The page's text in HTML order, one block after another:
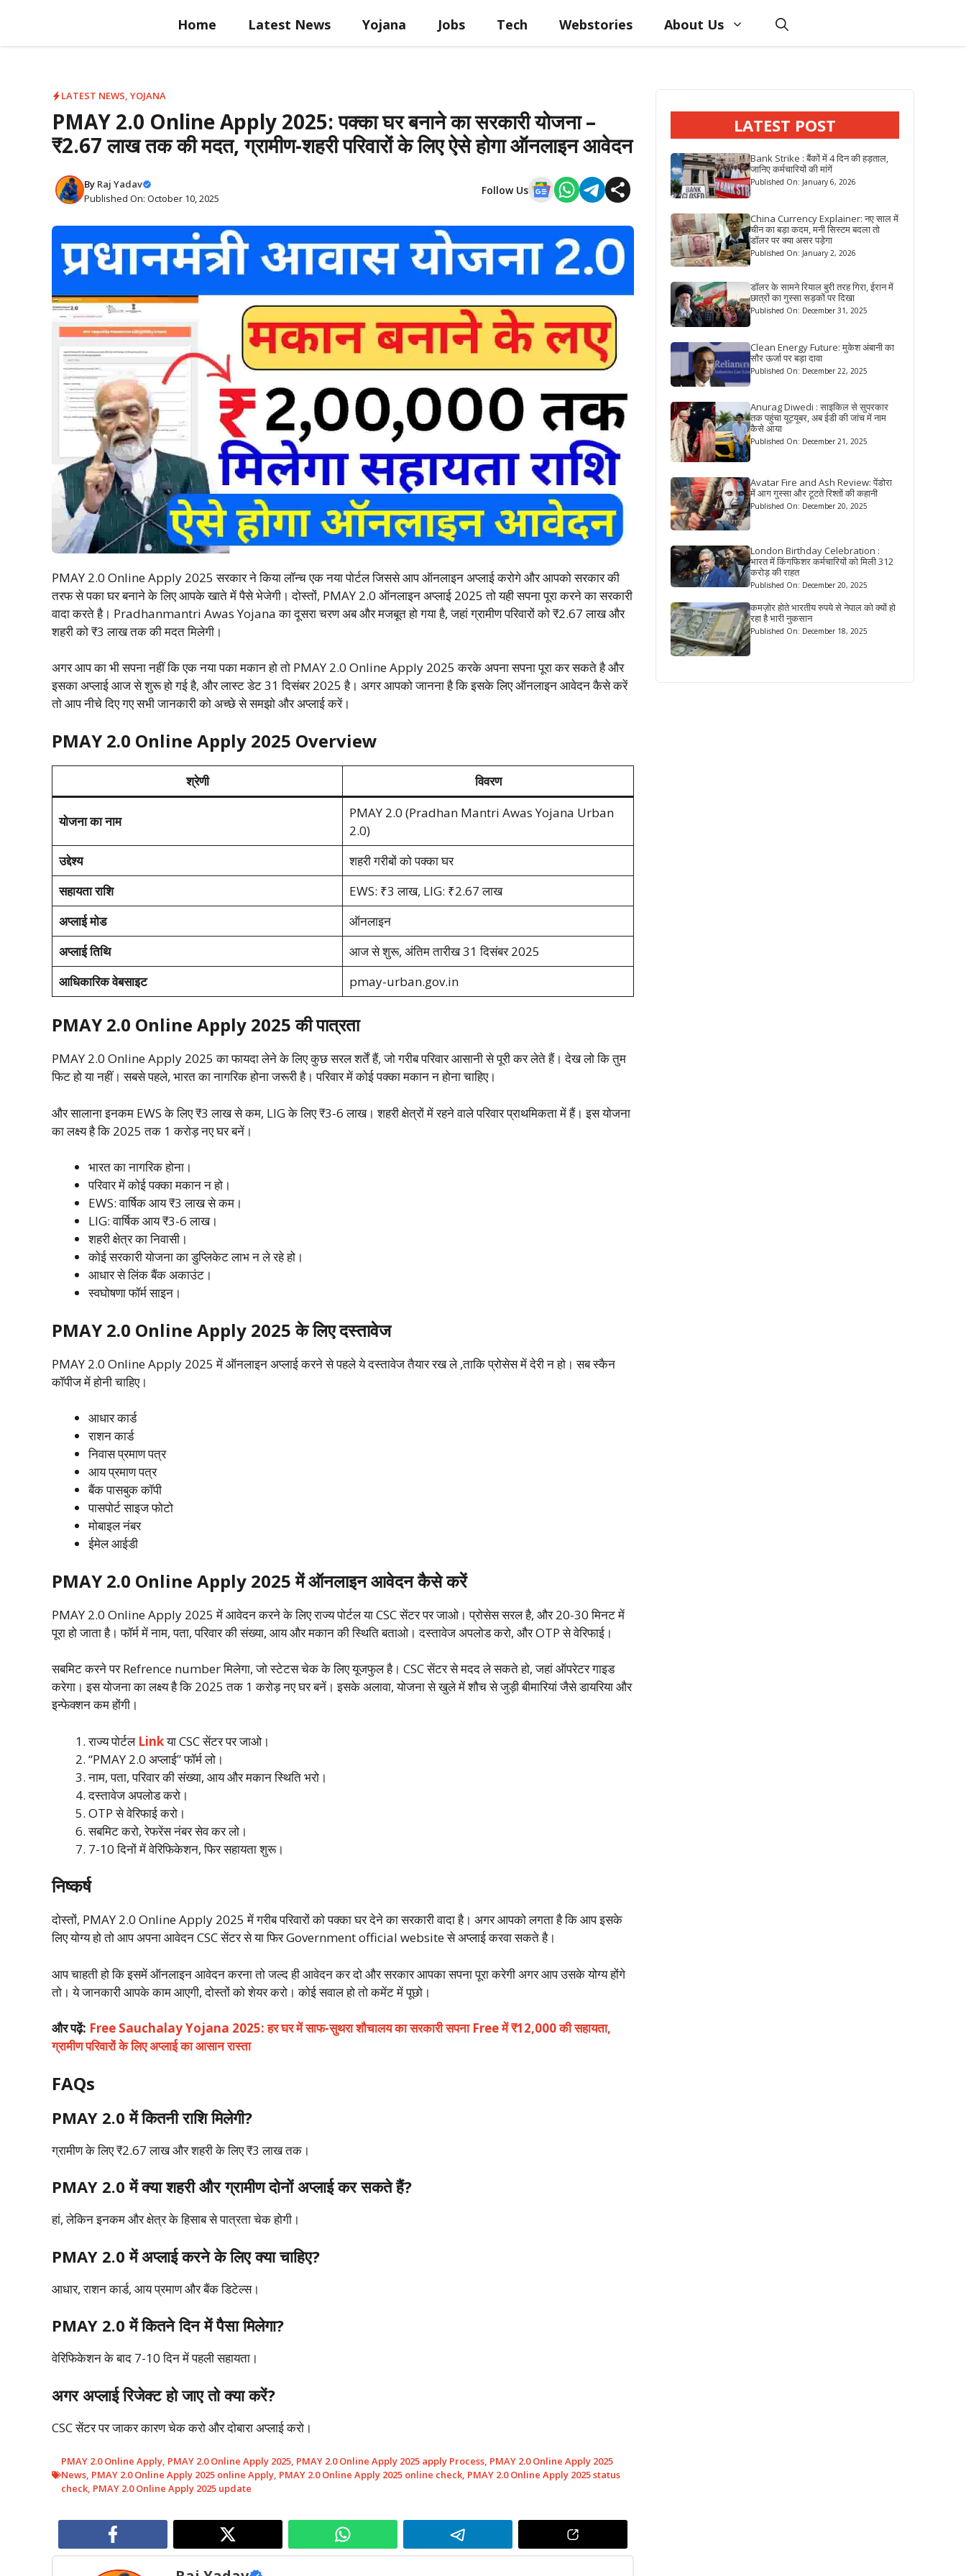
content
Home Latest News Yojana Jobs Tech Webstories About Us
LATEST NEWS, YOJANA
PMAY 2.0 Online Apply 2025: पक्का घर बनाने का सरकारी योजना –
₹2.67 लाख तक की मदत, ग्रामीण-शहरी परिवारों के लिए ऐसे होगा ऑनलाइन आवेदन
By Raj Yadav
Published On: October 10, 2025
Follow Us
PMAY 2.0 Online Apply 2025 सरकार ने किया लॉन्च एक नया पोर्टल जिससे आप ऑनलाइन अप्लाई करोगे और आपको सरकार की
तरफ से पका घर बनाने के लिए आपके खाते में पैसे भेजेगी। दोस्तों, PMAY 2.0 ऑनलाइन अप्लाई 2025 तो यही सपना पूरा करने का सरकारी
वादा करते है। Pradhanmantri Awas Yojana का दूसरा चरण अब और मजबूत हो गया है, जहां ग्रामीण परिवारों को ₹2.67 लाख और
शहरी को ₹3 लाख तक की मदत मिलेगी।
अगर आप का भी सपना नहीं कि एक नया पका मकान हो तो PMAY 2.0 Online Apply 2025 करके अपना सपना पूरा कर सकते है और
इसका अप्लाई आज से शुरू हो गई है, और लास्ट डेट 31 दिसंबर 2025 है। अगर आपको जानना है कि इसके लिए ऑनलाइन आवेदन कैसे करें
तो आप नीचे दिए गए सभी जानकारी को अच्छे से समझो और अप्लाई करें।
PMAY 2.0 Online Apply 2025 Overview
श्रेणी विवरण
योजना का नाम
PMAY 2.0 (Pradhan Mantri Awas Yojana Urban
2.0)
उद्देश्य
शहरी गरीबों को पक्का घर
सहायता राशि
EWS: ₹3 लाख, LIG: ₹2.67 लाख
अप्लाई मोड
ऑनलाइन
अप्लाई तिथि
आज से शुरू, अंतिम तारीख 31 दिसंबर 2025
आधिकारिक वेबसाइट
pmay-urban.gov.in
PMAY 2.0 Online Apply 2025 की पात्रता
PMAY 2.0 Online Apply 2025 का फायदा लेने के लिए कुछ सरल शर्तें हैं, जो गरीब परिवार आसानी से पूरी कर लेते हैं। देख लो कि तुम
फिट हो या नहीं। सबसे पहले, भारत का नागरिक होना जरूरी है। परिवार में कोई पक्का मकान न होना चाहिए।
और सालाना इनकम EWS के लिए ₹3 लाख से कम, LIG के लिए ₹3-6 लाख। शहरी क्षेत्रों में रहने वाले परिवार प्राथमिकता में हैं। इस योजना
का लक्ष्य है कि 2025 तक 1 करोड़ नए घर बनें।
भारत का नागरिक होना।
परिवार में कोई पक्का मकान न हो।
EWS: वार्षिक आय ₹3 लाख से कम।
LIG: वार्षिक आय ₹3-6 लाख।
शहरी क्षेत्र का निवासी।
कोई सरकारी योजना का डुप्लिकेट लाभ न ले रहे हो।
आधार से लिंक बैंक अकाउंट।
स्वघोषणा फॉर्म साइन।
PMAY 2.0 Online Apply 2025 के लिए दस्तावेज
PMAY 2.0 Online Apply 2025 में ऑनलाइन अप्लाई करने से पहले ये दस्तावेज तैयार रख ले ,ताकि प्रोसेस में देरी न हो। सब स्कैन
कॉपीज में होनी चाहिए।
आधार कार्ड
राशन कार्ड
निवास प्रमाण पत्र
आय प्रमाण पत्र
बैंक पासबुक कॉपी
पासपोर्ट साइज फोटो
मोबाइल नंबर
ईमेल आईडी
PMAY 2.0 Online Apply 2025 में ऑनलाइन आवेदन कैसे करें
PMAY 2.0 Online Apply 2025 में आवेदन करने के लिए राज्य पोर्टल या CSC सेंटर पर जाओ। प्रोसेस सरल है, और 20-30 मिनट में
पूरा हो जाता है। फॉर्म में नाम, पता, परिवार की संख्या, आय और मकान की स्थिति बताओ। दस्तावेज अपलोड करो, और OTP से वेरिफाई।
सबमिट करने पर Refrence number मिलेगा, जो स्टेटस चेक के लिए यूजफुल है। CSC सेंटर से मदद ले सकते हो, जहां ऑपरेटर गाइड
करेगा। इस योजना का लक्ष्य है कि 2025 तक 1 करोड़ नए घर बनें। इसके अलावा, योजना से खुले में शौच से जुड़ी बीमारियां जैसे डायरिया और
इन्फेक्शन कम होंगी।
राज्य पोर्टल Linkया CSC सेंटर पर जाओ।
“PMAY 2.0 अप्लाई” फॉर्म लो।
नाम, पता, परिवार की संख्या, आय और मकान स्थिति भरो।
दस्तावेज अपलोड करो।
OTP से वेरिफाई करो।
सबमिट करो, रेफरेंस नंबर सेव कर लो।
7-10 दिनों में वेरिफिकेशन, फिर सहायता शुरू।
निष्कर्ष
दोस्तों, PMAY 2.0 Online Apply 2025 में गरीब परिवारों को पक्का घर देने का सरकारी वादा है। अगर आपको लगता है कि आप इसके
लिए योग्य हो तो आप अपना आवेदन CSC सेंटर से या फिर Government official website से अप्लाई करवा सकते है।
आप चाहती हो कि इसमें ऑनलाइन आवेदन करना तो जल्द ही आवेदन कर दो और सरकार आपका सपना पूरा करेगी अगर आप उसके योग्य होंगे
तो। ये जानकारी आपके काम आएगी, दोस्तों को शेयर करो। कोई सवाल हो तो कमेंट में पूछो।
और पढ़ें: Free Sauchalay Yojana 2025: हर घर में साफ-सुथरा शौचालय का सरकारी सपना Free में ₹12,000 की सहायता,
ग्रामीण परिवारों के लिए अप्लाई का आसान रास्ता
FAQs
PMAY 2.0 में कितनी राशि मिलेगी?
ग्रामीण के लिए ₹2.67 लाख और शहरी के लिए ₹3 लाख तक।
PMAY 2.0 में क्या शहरी और ग्रामीण दोनों अप्लाई कर सकते हैं?
हां, लेकिन इनकम और क्षेत्र के हिसाब से पात्रता चेक होगी।
PMAY 2.0 में अप्लाई करने के लिए क्या चाहिए?
आधार, राशन कार्ड, आय प्रमाण और बैंक डिटेल्स।
PMAY 2.0 में कितने दिन में पैसा मिलेगा?
वेरिफिकेशन के बाद 7-10 दिन में पहली सहायता।
अगर अप्लाई रिजेक्ट हो जाए तो क्या करें?
CSC सेंटर पर जाकर कारण चेक करो और दोबारा अप्लाई करो।
PMAY 2.0 Online Apply, PMAY 2.0 Online Apply 2025, PMAY 2.0 Online Apply 2025 apply Process, PMAY 2.0 Online Apply 2025
News, PMAY 2.0 Online Apply 2025 online Apply, PMAY 2.0 Online Apply 2025 online check, PMAY 2.0 Online Apply 2025 status
check, PMAY 2.0 Online Apply 2025 update
LATEST POST
Bank Strike : बैंकों में 4 दिन की हड़ताल,
जानिए कर्मचारियों की मांगें
Published On: January 6, 2026
China Currency Explainer: नए साल में
चीन का बड़ा कदम, मनी सिस्टम बदला तो
डॉलर पर क्या असर पड़ेगा
Published On: January 2, 2026
डॉलर के सामने रियाल बुरी तरह गिरा, ईरान में
छात्रों का गुस्सा सड़कों पर दिखा
Published On: December 31, 2025
Clean Energy Future: मुकेश अंबानी का
सौर ऊर्जा पर बड़ा दावा
Published On: December 22, 2025
Anurag Diwedi : साइकिल से सुपरकार
तक पहुंचा यूट्यूबर, अब ईडी की जांच में नाम
कैसे आया
Published On: December 21, 2025
Avatar Fire and Ash Review: पेंडोरा
में आग गुस्सा और टूटते रिश्तों की कहानी
Published On: December 20, 2025
London Birthday Celebration :
भारत में किंगफिशर कर्मचारियों को मिली 312
करोड़ की राहत
Published On: December 20, 2025
कमज़ोर होते भारतीय रुपये से नेपाल को क्यों हो
रहा है भारी नुकसान
Published On: December 18, 2025